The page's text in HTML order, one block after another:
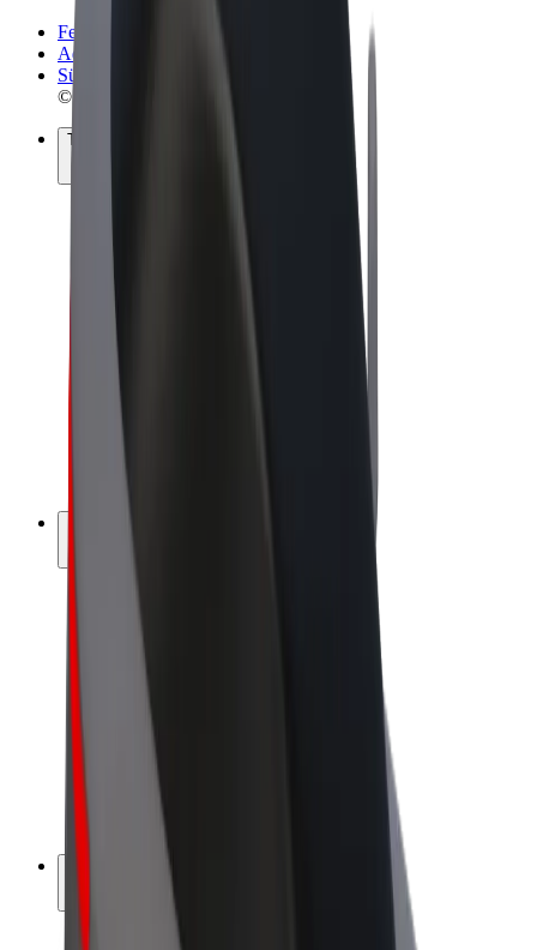
Felhasználási feltételek
Adatvédelem
Sütik
© 2026 Bolt Technology OÜ
Termékek
Bolt Market
Bolt Drive
Bolt cégeknek
Bolt Plus
Sofőr kereset
Futár kereset